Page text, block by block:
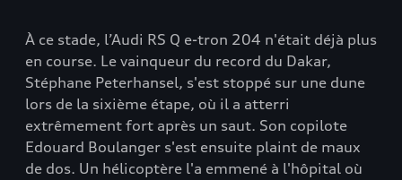
À ce stade, l’Audi RS Q e-tron 204 n'était déjà plus
en course. Le vainqueur du record du Dakar,
Stéphane Peterhansel, s'est stoppé sur une dune
lors de la sixième étape, où il a atterri
extrêmement fort après un saut. Son copilote
Edouard Boulanger s'est ensuite plaint de maux
de dos. Un hélicoptère l'a emmené à l'hôpital où